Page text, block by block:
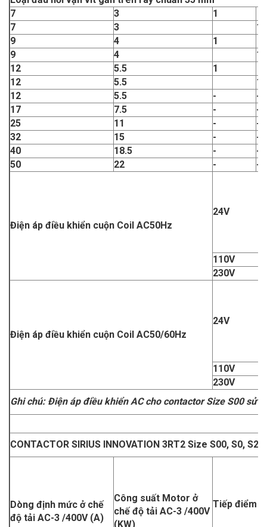
7
3
1
7
3
1
9
4
1
9
4
1
12
5.5
1
12
5.5
1
12
5.5 -
-
17
7.5 -
-
25
11 -
-
32
15 -
-
40
18.5 -
-
50
22 - -
Điện áp điều khiển cuộn Coil AC50Hz
24V
110V
230V
Điện áp điều khiển cuộn Coil AC50/60Hz
24V
110V
230V
Ghi chú: Điện áp điều khiển AC cho contactor Size S00 sử
CONTACTOR SIRIUS INNOVATION 3RT2 Size S00, S0, S2
Dòng định mức ở chế
độ tải AC-3 /400V (A)
Công suất Motor ở
chế độ tải AC-3 /400V
(KW)
Tiếp điểm